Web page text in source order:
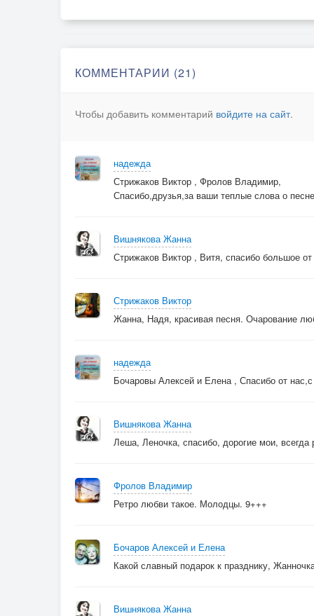
Эта ночь пусть согреет меня,
В твоем сердце останусь лишь я.
Надежда
КОММЕНТАРИИ (21)
Чтобы добавить комментарий войдите на сайт.
надежда
Стрижаков Виктор , Фролов Владимир,
Спасибо,друзья,за ваши теплые слова о
Вишнякова Жанна
Стрижаков Виктор , Витя, спасибо большое
Стрижаков Виктор
Жанна, Надя, красивая песня. Очарование
надежда
Бочаровы Алексей и Елена , Спасибо от
Вишнякова Жанна
Леша, Леночка, спасибо, дорогие мои, всегда
Фролов Владимир
Ретро любви такое. Молодцы. 9+++
Бочаров Алексей и Елена
Какой славный подарок к празднику,
Вишнякова Жанна